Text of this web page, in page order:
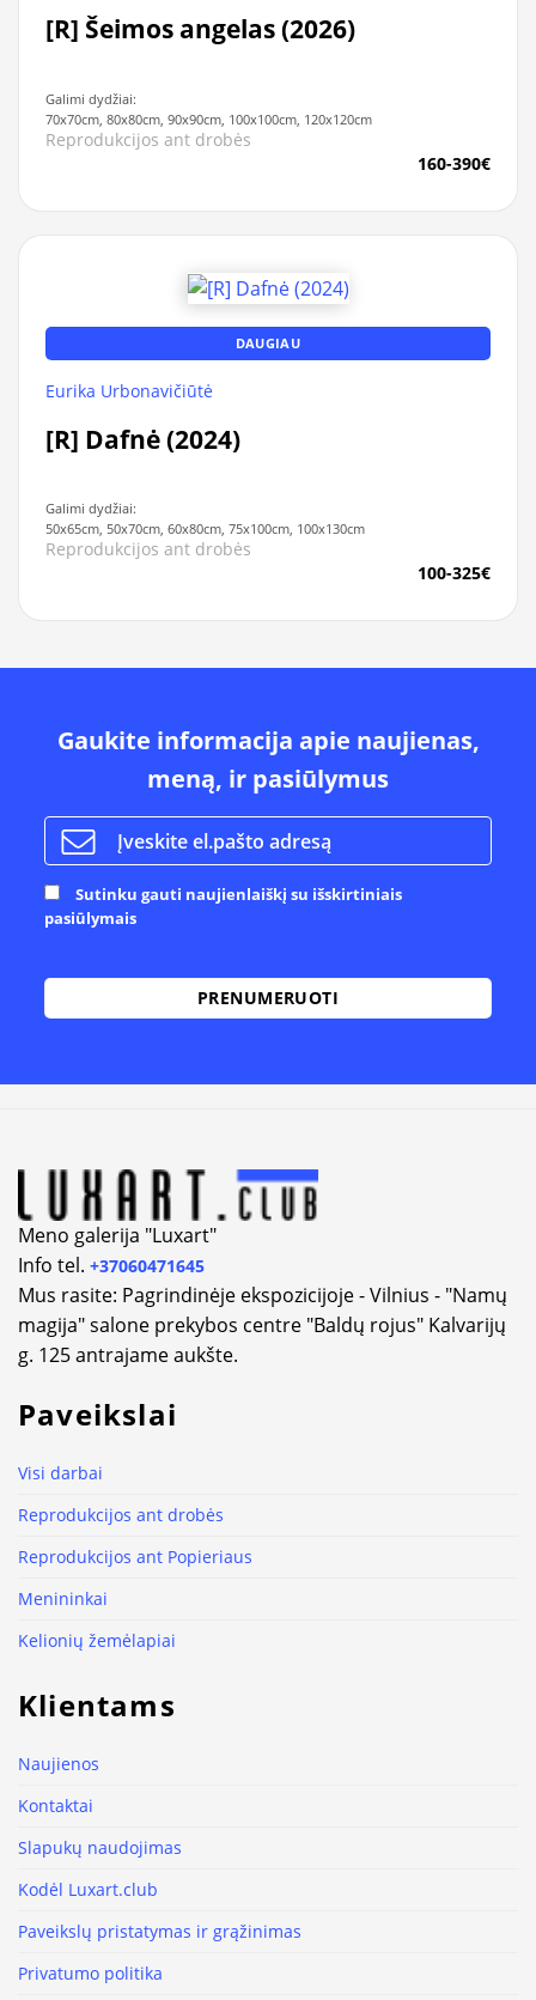
[R] Šeimos angelas (2026)
Galimi dydžiai:
70x70cm, 80x80cm, 90x90cm, 100x100cm, 120x120cm
Reprodukcijos ant drobės
160-390€
DAUGIAU
Eurika Urbonavičiūtė
[R] Dafnė (2024)
Galimi dydžiai:
50x65cm, 50x70cm, 60x80cm, 75x100cm, 100x130cm
Reprodukcijos ant drobės
100-325€
Gaukite informacija apie naujienas,
meną, ir pasiūlymus
Sutinku gauti naujienlaiškį su išskirtiniais
pasiūlymais
Meno galerija "Luxart"
Info tel. +37060471645
Mus rasite: Pagrindinėje ekspozicijoje - Vilnius - "Namų
magija" salone prekybos centre "Baldų rojus" Kalvarijų
g. 125 antrajame aukšte.
Paveikslai
Visi darbai
Reprodukcijos ant drobės
Reprodukcijos ant Popieriaus
Menininkai
Kelionių žemėlapiai
Klientams
Naujienos
Kontaktai
Slapukų naudojimas
Kodėl Luxart.club
Paveikslų pristatymas ir grąžinimas
Privatumo politika